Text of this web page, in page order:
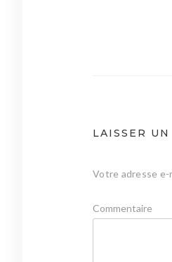
LAISSER
Votre adresse e-
Commentaire